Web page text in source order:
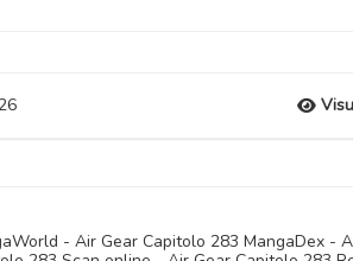
- Air Gear Capitolo 283 MangaDex -